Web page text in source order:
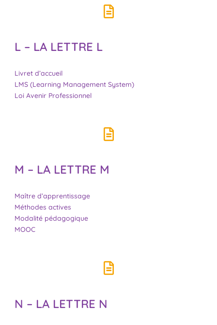
L – LA LETTRE L
Livret d’accueil
LMS (Learning Management System)
Loi Avenir Professionnel
M – LA LETTRE M
Maître d’apprentissage
Méthodes actives
Modalité pédagogique
MOOC
N – LA LETTRE N